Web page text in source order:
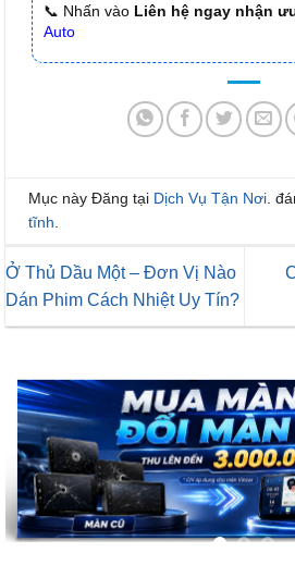
📞 Nhấn vào Liên hệ ngay nhận
Auto
Mục này Đăng tại Dịch Vụ Tận Nơi.
tĩnh.
Ở Thủ Dầu Một – Đơn Vị Nào
Dán Phim Cách Nhiệt Uy Tín?